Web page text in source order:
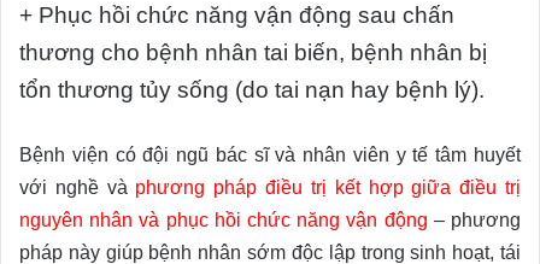
+ Phục hồi chức năng vận động sau chấn
thương cho bệnh nhân tai biến, bệnh nhân bị
tổn thương tủy sống (do tai nạn hay bệnh lý).
Bệnh viện có đội ngũ bác sĩ và nhân viên y tế tâm huyết
với nghề và phương pháp điều trị kết hợp giữa điều trị
nguyên nhân và phục hồi chức năng vận động – phương
pháp này giúp bệnh nhân sớm độc lập trong sinh hoạt, tái